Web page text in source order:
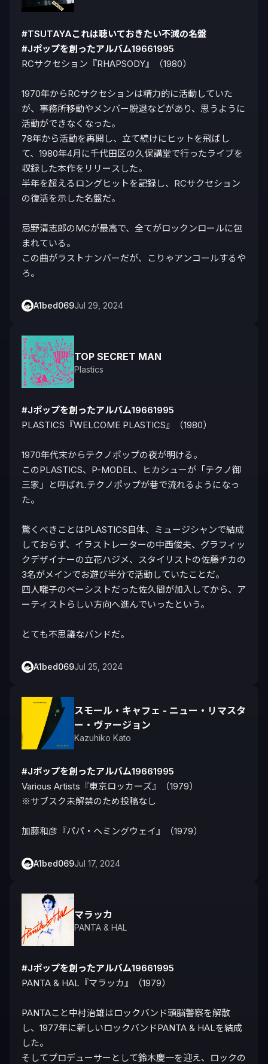
#TSUTAYAこれは聴いておきたい不滅の名盤
#Jポップを創ったアルバム19661995
RCサクセション『RHAPSODY』（1980）
1970年からRCサクセションは精力的に活動していた
が、事務所移動やメンバー脱退などがあり、思うように
活動ができなくなった。
78年から活動を再開し、立て続けにヒットを飛ばし
て、1980年4月に千代田区の久保講堂で行ったライブを
収録した本作をリリースした。
半年を超えるロングヒットを記録し、RCサクセション
の復活を示した名盤だ。
忌野清志郎のMCが最高で、全てがロックンロールに包
まれている。
この曲がラストナンバーだが、こりゃアンコールするや
ろ。
A1bed069Jul 29, 2024
TOP SECRET MAN
Plastics
#Jポップを創ったアルバム19661995
PLASTICS『WELCOME PLASTICS』（1980）
1970年代末からテクノポップの夜が明ける。
このPLASTICS、P-MODEL、ヒカシューが「テクノ御
三家」と呼ばれ.テクノポップが巷で流れるようになっ
た。
驚くべきことはPLASTICS自体、ミュージシャンで結成
しておらず、イラストレーターの中西俊夫、グラフィッ
クデザイナーの立花ハジメ、スタイリストの佐藤チカの
3名がメインでお遊び半分で活動していたことだ。
四人囃子のベーシストだった佐久間が加入してから、ア
ーティストらしい方向へ進んでいったという。
とても不思議なバンドだ。
A1bed069Jul 25, 2024
スモール・キャフェ - ニュー・リマスタ
ー・ヴァージョン
Kazuhiko Kato
#Jポップを創ったアルバム19661995
Various Artists『東京ロッカーズ』（1979）
※サブスク未解禁のため投稿なし
加藤和彦『パパ・ヘミングウェイ』（1979）
A1bed069Jul 17, 2024
マラッカ
PANTA & HAL
#Jポップを創ったアルバム19661995
PANTA & HAL『マラッカ』（1979）
PANTAこと中村治雄はロックバンド頭脳警察を解散
し、1977年に新しいロックバンドPANTA & HALを結成
した。
そしてプロデューサーとして鈴木慶一を迎え、ロックの